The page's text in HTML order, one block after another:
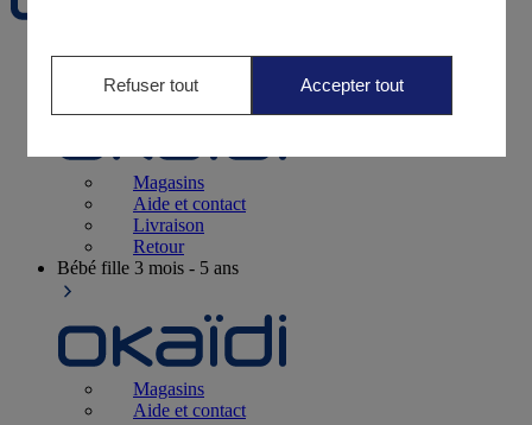
Naissance0-12 mois
Magasins
Aide et contact
Livraison
Retour
Bébé fille 3 mois - 5 ans
Magasins
Aide et contact
Refuser tout Accepter tout